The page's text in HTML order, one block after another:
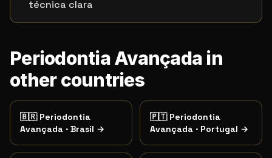
técnica clara
Periodontia Avançada in
other countries
🇧🇷 Periodontia
Avançada · Brasil →
🇵🇹 Periodontia
Avançada · Portugal →